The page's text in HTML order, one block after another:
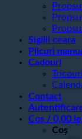
Sigilii ceara
Plicuri
Cadouri
Contact
Coș / 0,00
Coș